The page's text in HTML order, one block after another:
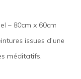
– 80cm x 60cm
issues d’une
méditatifs.